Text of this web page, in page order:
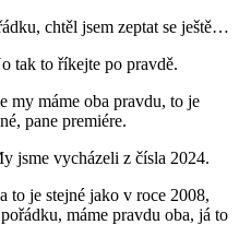
chtěl jsem zeptat se ještě…
tak to říkejte po pravdě.
my máme oba pravdu, to je
pane premiére.
jsme vycházeli z čísla 2024.
to je stejné jako v roce 2008,
máme pravdu oba, já to